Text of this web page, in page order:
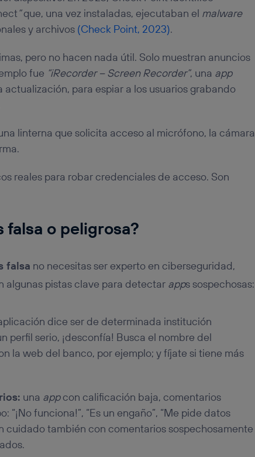
”que, una vez instaladas, ejecutaban el malware
y archivos (Check Point, 2023).
pero no hacen nada útil. Solo muestran anuncios
fue “iRecorder – Screen Recorder”, una app
para espiar a los usuarios grabando
linterna que solicita acceso al micrófono, la cámara
reales para robar credenciales de acceso. Son
falsa o peligrosa?
falsa no necesitas ser experto en ciberseguridad,
algunas pistas clave para detectar apps sospechosas:
dice ser de determinada institución
perfil serio, ¡desconfía! Busca el nombre del
la web del banco, por ejemplo; y fíjate si tiene más
una appcon calificación baja, comentarios
funciona!”, “Es un engaño”, “Me pide datos
cuidado también con comentarios sospechosamente